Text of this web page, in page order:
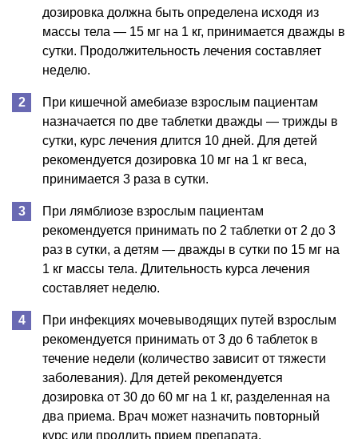
дозировка должна быть определена исходя из
массы тела — 15 мг на 1 кг, принимается дважды в
сутки. Продолжительность лечения составляет
неделю.
При кишечной амебиазе взрослым пациентам
назначается по две таблетки дважды — трижды в
сутки, курс лечения длится 10 дней. Для детей
рекомендуется дозировка 10 мг на 1 кг веса,
принимается 3 раза в сутки.
При лямблиозе взрослым пациентам
рекомендуется принимать по 2 таблетки от 2 до 3
раз в сутки, а детям — дважды в сутки по 15 мг на
1 кг массы тела. Длительность курса лечения
составляет неделю.
При инфекциях мочевыводящих путей взрослым
рекомендуется принимать от 3 до 6 таблеток в
течение недели (количество зависит от тяжести
заболевания). Для детей рекомендуется
дозировка от 30 до 60 мг на 1 кг, разделенная на
два приема. Врач может назначить повторный
курс или продлить прием препарата.